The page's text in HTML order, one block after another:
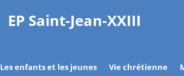
EP Saint-Jean-XXIII
Les enfants et les jeunes Vie chrétienne